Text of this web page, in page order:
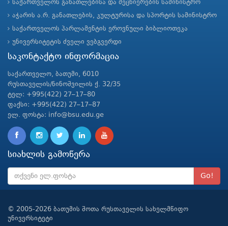
საქართველოს განათლებისა და მეცნიერების სამინისტრო
აჭარის ა.რ. განათლების, კულტურისა და სპორტის სამინისტრო
საქართველოს პარლამენტის ეროვნული ბიბლიოთეკა
უნივერსიტეტის ძველი ვებგვერდი
საკონტაქტო ინფორმაცია
საქართველო, ბათუმი, 6010
რუსთაველის/ნინოშვილის ქ. 32/35
ტელ: +995(422) 27–17–80
ფაქსი: +995(422) 27–17–87
ელ. ფოსტა: info@bsu.edu.ge
სიახლის გამოწერა
Go!
© 2005-2026 ბათუმის შოთა რუსთაველის სახელმწიფო
უნივერსიტეტი